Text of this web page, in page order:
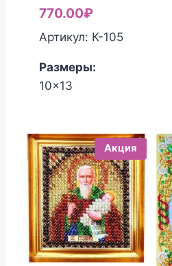
770.00₽
Артикул: К-105
Размеры:
10x13
Акция